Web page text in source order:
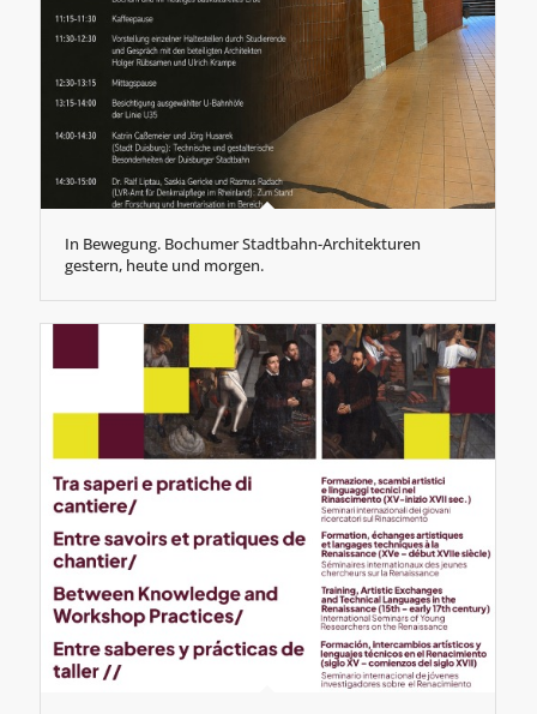
In Bewegung. Bochumer Stadtbahn-Architekturen
gestern, heute und morgen.